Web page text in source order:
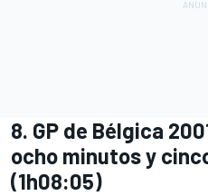
8. GP de Bélgica
ocho minutos y
(1h08:05)